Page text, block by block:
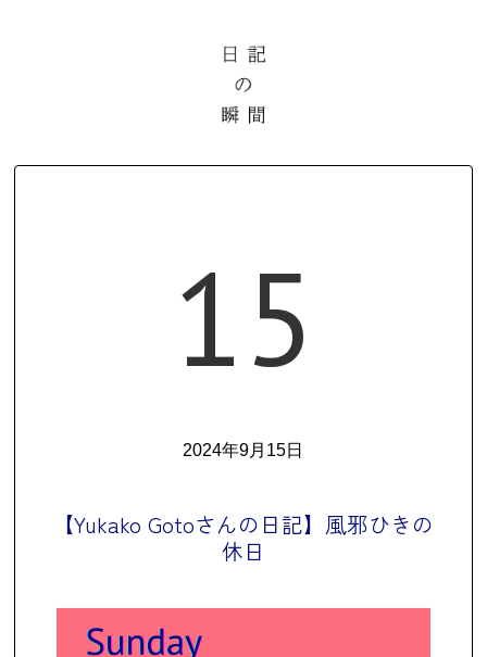
15
2024年9月15日
【Yukako Gotoさんの日記】風邪ひきの
休日